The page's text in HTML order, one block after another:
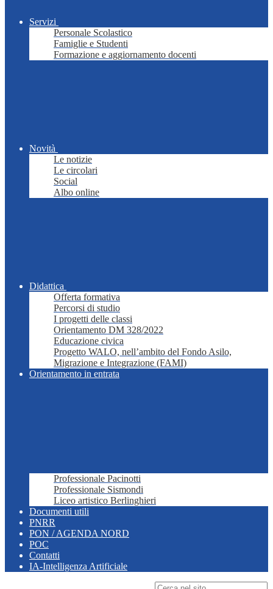
Servizi
Personale Scolastico
Famiglie e Studenti
Formazione e aggiornamento docenti
Novità
Le notizie
Le circolari
Social
Albo online
Didattica
Offerta formativa
Percorsi di studio
I progetti delle classi
Orientamento DM 328/2022
Educazione civica
Progetto WALO, nell’ambito del Fondo Asilo,
Migrazione e Integrazione (FAMI)
Orientamento in entrata
Professionale Pacinotti
Professionale Sismondi
Liceo artistico Berlinghieri
Documenti utili
PNRR
PON / AGENDA NORD
POC
Contatti
IA-Intelligenza Artificiale